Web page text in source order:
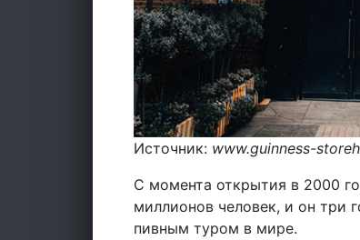
Источник: www.guinness-
С момента открытия в 2000
миллионов человек, и он три
пивным туром в мире.